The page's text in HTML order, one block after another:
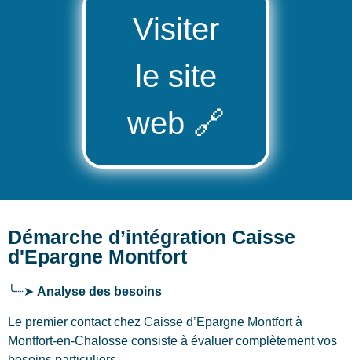
Visiter
le site
web 🔗
Démarche d’intégration Caisse
d'Epargne Montfort
╰┈➤ Analyse des besoins
Le premier contact chez Caisse d’Epargne Montfortà
Montfort-en-Chalosse consiste à évaluer complètement vos